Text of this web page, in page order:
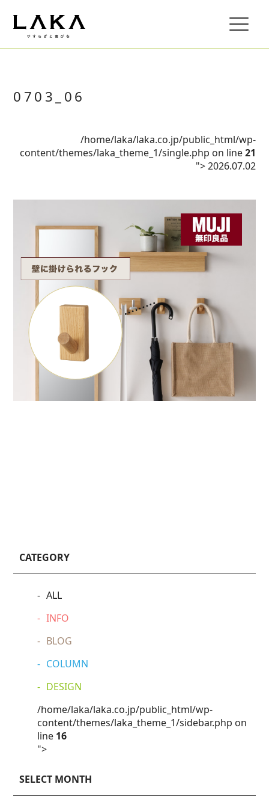
0703_06
/home/laka/laka.co.jp/public_html/wp-
content/themes/laka_theme_1/single.php on line21
">2026.07.02
CATEGORY
ALL
INFO
BLOG
COLUMN
DESIGN
/home/laka/laka.co.jp/public_html/wp-
content/themes/laka_theme_1/sidebar.php on
line 16
">
SELECT MONTH